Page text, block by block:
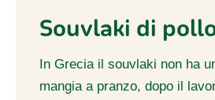
Souvlaki di
In Grecia il souvlaki non ha
mangia a pranzo, dopo il